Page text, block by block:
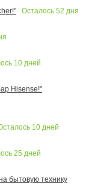
Осталось 52 дня
10 дней
Hisense!"
10 дней
25 дней
бытовую технику